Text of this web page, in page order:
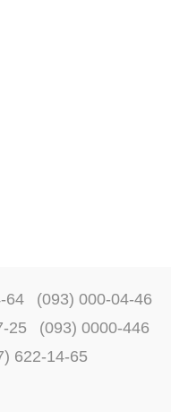
64
(093) 000-04-46
25
(093) 0000-446
622-14-65